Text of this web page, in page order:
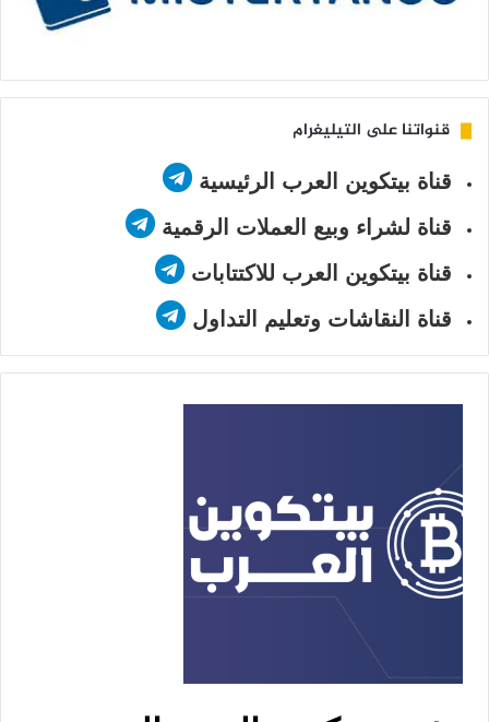
قنواتنا على التيليغرام
قناة بيتكوين العرب الرئيسية
قناة لشراء وبيع العملات الرقمية
قناة بيتكوين العرب للاكتتابات
قناة النقاشات وتعليم التداول